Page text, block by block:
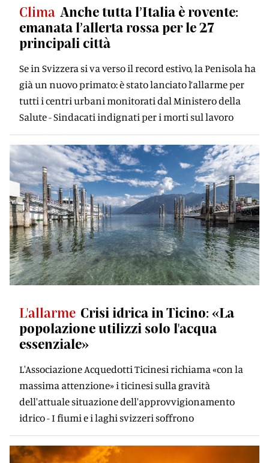
Clima Anche tutta l’Italia è rovente:
emanata l’allerta rossa per le 27
principali città
Se in Svizzera si va verso il record estivo, la Penisola ha
già un nuovo primato: è stato lanciato l’allarme per
tutti i centri urbani monitorati dal Ministero della
Salute - Sindacati indignati per i morti sul lavoro
L'allarme Crisi idrica in Ticino: «La
popolazione utilizzi solo l'acqua
essenziale»
L'Associazione Acquedotti Ticinesi richiama «con la
massima attenzione» i ticinesi sulla gravità
dell'attuale situazione dell'approvvigionamento
idrico - I fiumi e i laghi svizzeri soffrono